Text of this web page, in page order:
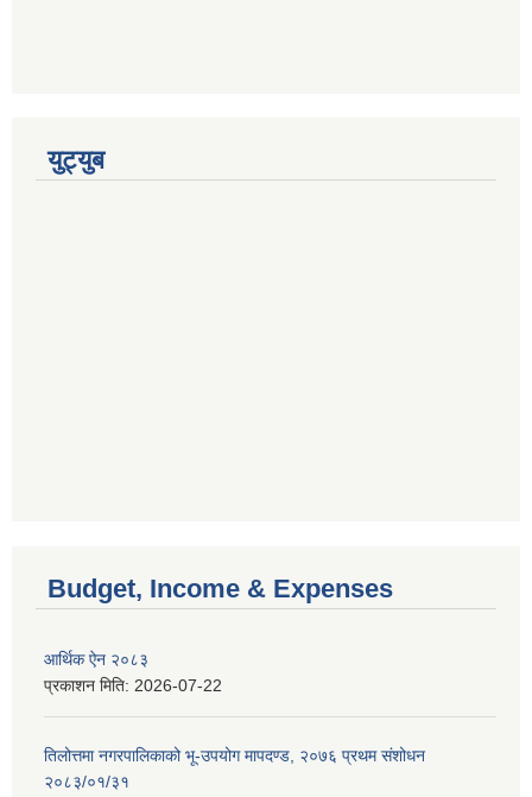
युट्युब
Budget, Income & Expenses
आर्थिक ऐन २०८३
प्रकाशन मिति: 2026-07-22
तिलोत्तमा नगरपालिकाको भू-उपयोग मापदण्ड, २०७६ प्रथम संशोधन
२०८३/०१/३१